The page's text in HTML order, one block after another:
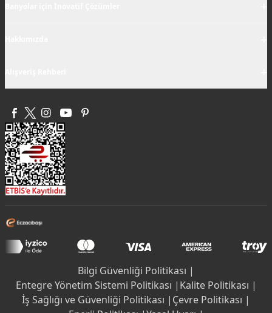
Bilgi Güvenliği Politikası |
Entegre Yönetim Sistemi Politikası | Kalite Politikası |
İş Sağlığı ve Güvenliği Politikası | Çevre Politikası |